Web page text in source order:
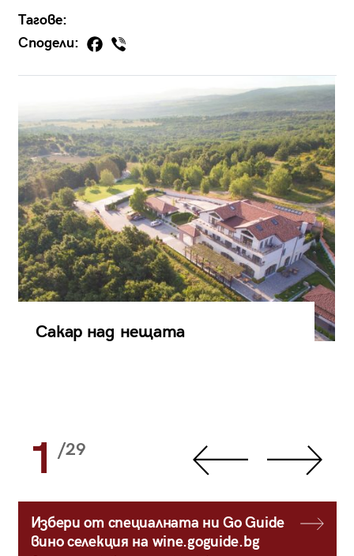
Тагове:
Сподели:
Сакар над нещата
1 /29
Избери от специалната ни Go Guide
вино селекция на wine.goguide.bg